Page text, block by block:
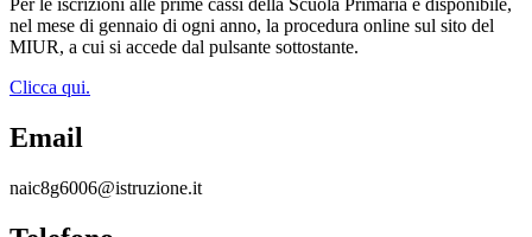
Per le iscrizioni alle prime cassi della Scuola Primaria è disponibile,
nel mese di gennaio di ogni anno, la procedura online sul sito del
MIUR, a cui si accede dal pulsante sottostante.
Clicca qui.
Email
naic8g6006@istruzione.it